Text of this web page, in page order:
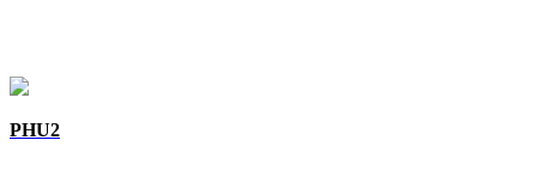
PHU2